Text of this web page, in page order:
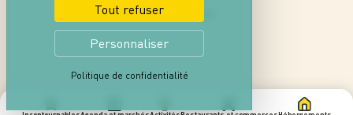
Tout refuser
Personnaliser
Politique de confidentialité